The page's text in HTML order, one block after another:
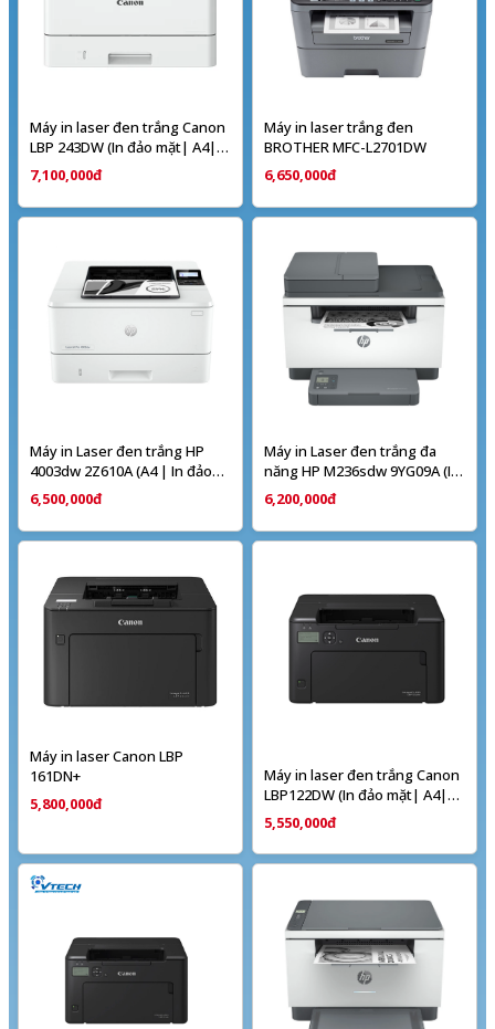
Máy in laser đen trắng Canon
LBP 243DW (In đảo mặt| A4|
A5| USB| LAN| WIFI)
7,100,000đ
Máy in laser trắng đen
BROTHER MFC-L2701DW
6,650,000đ
Máy in Laser đen trắng HP
4003dw 2Z610A (A4 | In đảo
mặt | USB | LAN | WIFI)
6,500,000đ
Máy in Laser đen trắng đa
năng HP M236sdw 9YG09A (In
đảo mặt| Scan ADF 1 mặt|
Copy| A4| A5| USB| LAN|
WIFI)
6,200,000đ
Máy in laser Canon LBP
161DN+
5,800,000đ
Máy in laser đen trắng Canon
LBP122DW (In đảo mặt| A4|
A5| USB| LAN| WIFI)
5,550,000đ